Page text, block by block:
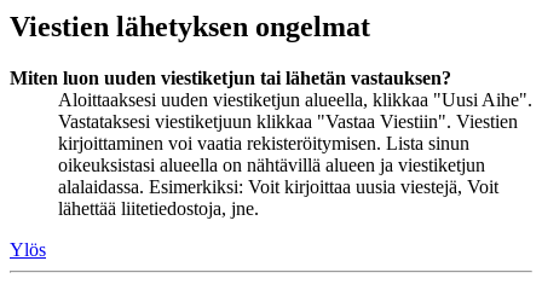
Viestien lähetyksen ongelmat
Miten luon uuden viestiketjun tai lähetän vastauksen?
Aloittaaksesi uuden viestiketjun alueella, klikkaa "Uusi Aihe".
Vastataksesi viestiketjuun klikkaa "Vastaa Viestiin". Viestien
kirjoittaminen voi vaatia rekisteröitymisen. Lista sinun
oikeuksistasi alueella on nähtävillä alueen ja viestiketjun
alalaidassa. Esimerkiksi: Voit kirjoittaa uusia viestejä, Voit
lähettää liitetiedostoja, jne.
Ylös